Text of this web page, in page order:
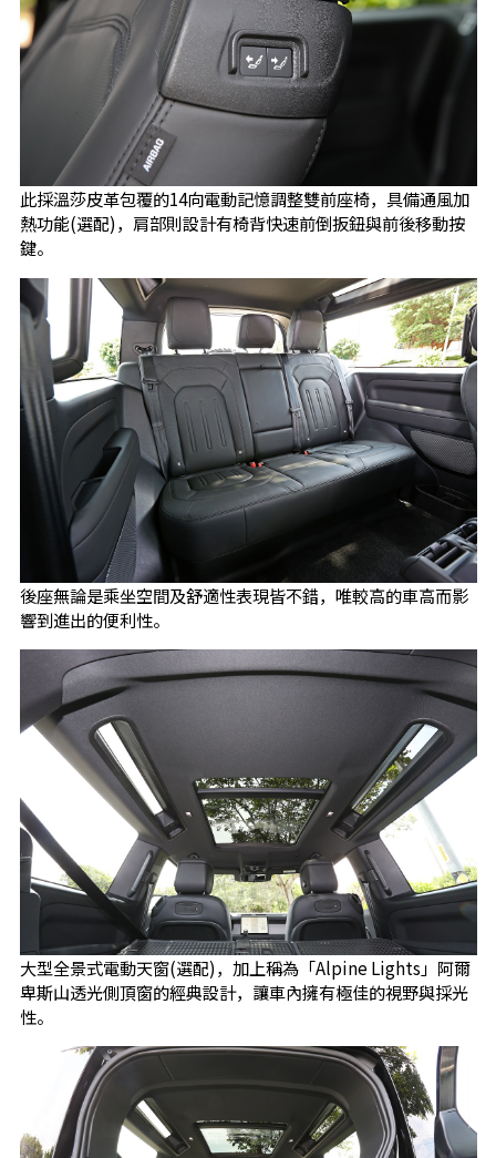
此採溫莎皮革包覆的14向電動記憶調整雙前座椅，具備通風加
熱功能(選配)，肩部則設計有椅背快速前倒扳鈕與前後移動按
鍵。
後座無論是乘坐空間及舒適性表現皆不錯，唯較高的車高而影
響到進出的便利性。
大型全景式電動天窗(選配)，加上稱為「Alpine Lights」阿爾
卑斯山透光側頂窗的經典設計，讓車內擁有極佳的視野與採光
性。